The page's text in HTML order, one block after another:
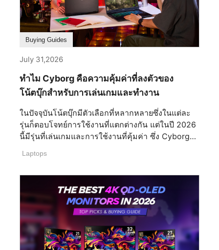
บทบาทสำคัญในการสร้างชุดอุปกรณ์ที่มีประสิทธิภาพ
และใช้งานได้อย่างสะดวกสบาย ในคู่มือนี้ เราจะ
อธิบายทุกสิ่งที่คุณจำเป็นต้องรู้เพื่อเลือกชุดจอภาพคู่ที่
ดีที่สุดให้ตรงกับความต้องการของคุณ ทำไมต้องเลือก
จอภาพเดี่ยว แต่ไม่นานก็มักจะพบข้อจำกัดเมื่อต้องเล่น
เกม ทำงาน หรือสร้างสรรค์ผลงานภายในหน้าจอเดียว
แม้ว่าจอภาพเดี่ยวจะช่วยให้คุณเริ่มต้นได้ แต่การ
ขยายไปสู่ระบบจอภาพคู่จะพลิกโฉมวิธีการเล่นเกม
การทำงาน และการสร้างสรรค์ของคุณไปอย่างสิ้นเชิง
ไม่มีเวลาไหนเหมาะกับการอัปเกรดไปกว่านี้อีกแล้ว
ปลดล็อกส่วนลดสุดคุ้มแบบแพ็กคู่ได้ที่ MSI E-shop
คุณด้วยแขนจับจอภาพ ที่ร่วมรายการในราคาลด
นี้มาก่อน ประสบการณ์การเล่นเกมที่ดียิ่งขึ้น หลุดพ้น
จากข้อจำกัดของหน้าจอเดียว การตั้งค่าจอภาพคู่จะ
ช่วยขยายมุมมองของคุณ ดึงดูดให้คุณอินไปกับเกม
มากยิ่งขึ้น และมอบประสบการณ์ภาพที่กว้างขวาง
และสมจริงอย่างแท้จริง ซึ่งจะพาคุณไปอยู่ใจกลางของ
Buying Guides
July 31,2026
ทำไม Cyborg คือความคุ้มค่าที่ลงตัวของ
โน้ตบุ๊กสำหรับการเล่นเกมและทำงาน
ในปัจจุบันโน้ตบุ๊กมีตัวเลือกที่หลากหลายซึ่งในแต่ละ
รุ่นก็ตอบโจทย์การใช้งานที่แตกต่างกัน แต่ในปี 2026
นี้มีรุ่นที่เล่นเกมและการใช้งานที่คุ้มค่า ซึ่ง Cyborg
ในปัจจุบันได้อย่างลงตัว พร้อมการใช้งานเทคโนโลยี
ใช้งานเล่นเกมที่ไม่ได้ใช้ทรัพยการสูงแต่ก็ยังคงความ
สามารถในการเล่นเกมได้ ซึ่งเกมกาชาในปัจจุบันเป็น
ที่นิยมสูงอย่างมาก จึงทำให้ Cyborg เป็นที่นิยมอย่าง
มาก ในแง่ข้อหน้าจอที่สวยงาม รองรับเทคโนโลยีใหม่
การเล่นเกมที่ประสิทธิภาพ แบตเตอรี่ทนทานในน้ำ
Laptops